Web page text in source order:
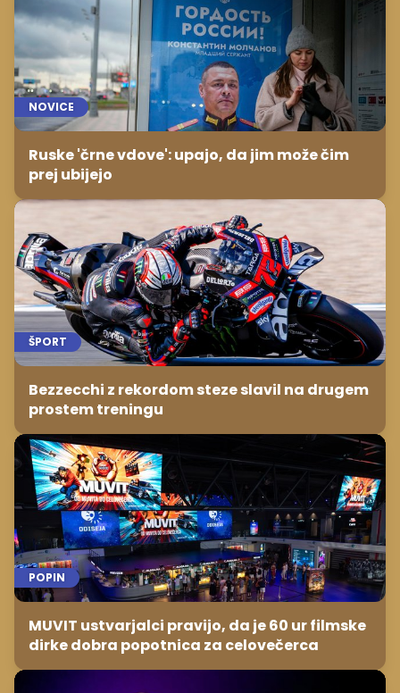
NOVICE
Ruske 'črne vdove': upajo, da jim može čim
prej ubijejo
ŠPORT
Bezzecchi z rekordom steze slavil na drugem
prostem treningu
POPIN
MUVIT ustvarjalci pravijo, da je 60 ur filmske
dirke dobra popotnica za celovečerca